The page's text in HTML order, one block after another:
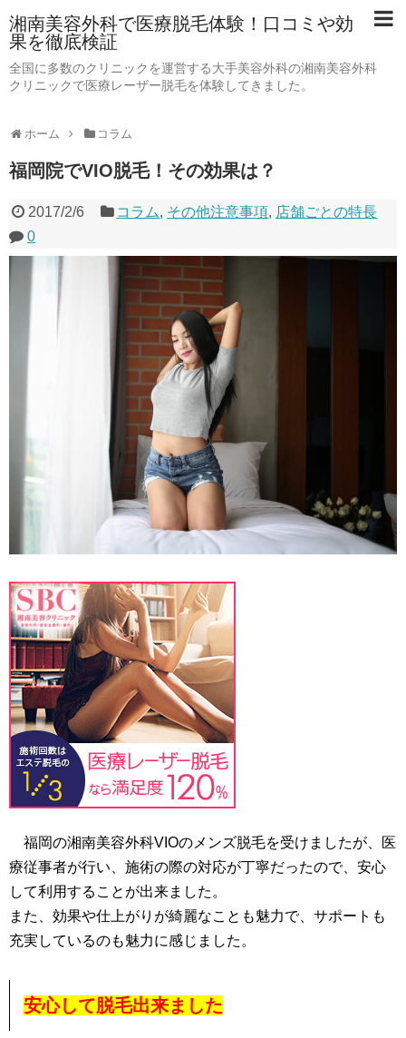
湘南美容外科で医療脱毛体験！口コミや効
果を徹底検証
全国に多数のクリニックを運営する大手美容外科の湘南美容外科
クリニックで医療レーザー脱毛を体験してきました。
ホーム コラム
福岡院でVIO脱毛！その効果は？
2017/2/6 コラム, その他注意事項, 店舗ごとの特長
0
福岡の湘南美容外科VIOのメンズ脱毛を受けましたが、医
療従事者が行い、施術の際の対応が丁寧だったので、安心
して利用することが出来ました。
また、効果や仕上がりが綺麗なことも魅力で、サポートも
充実しているのも魅力に感じました。
安心して脱毛出来ました